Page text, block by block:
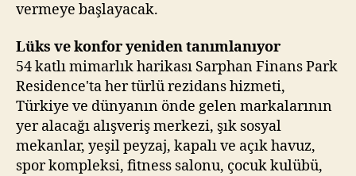
vermeye başlayacak.
Lüks ve konfor yeniden tanımlanıyor
54 katlı mimarlık harikası Sarphan Finans Park
Residence'ta her türlü rezidans hizmeti,
Türkiye ve dünyanın önde gelen markalarının
yer alacağı alışveriş merkezi, şık sosyal
mekanlar, yeşil peyzaj, kapalı ve açık havuz,
spor kompleksi, fitness salonu, çocuk kulübü,